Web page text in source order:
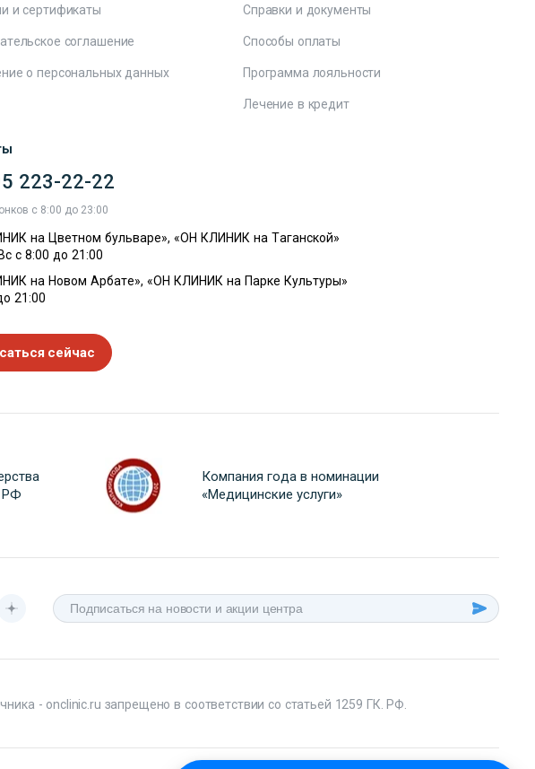
и сертификаты
соглашение
о персональных данных
Справки и документы
Способы оплаты
Программа лояльности
Лечение в кредит
223-22-22
с 8:00 до 23:00
на Цветном бульваре», «ОН КЛИНИК на Таганской»
с 8:00 до 21:00
на Новом Арбате», «ОН КЛИНИК на Парке Культуры»
21:00
сейчас
РФ
Компания года в номинации
«Медицинские услуги»
- onclinic.ru запрещено в соответствии со статьей 1259 ГК. РФ.